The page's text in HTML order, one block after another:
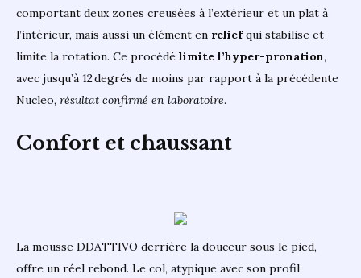
comportant deux zones creusées à l’extérieur et un plat à
l’intérieur, mais aussi un élément en reliefqui stabilise et
limite la rotation. Ce procédé limite l’hyper-pronation,
avec jusqu’à 12 degrés de moins par rapport à la précédente
Nucleo, résultat confirmé en laboratoire.
Confort et chaussant
La mousse DDATTIVO derrière la douceur sous le pied,
offre un réel rebond. Le col, atypique avec son profil